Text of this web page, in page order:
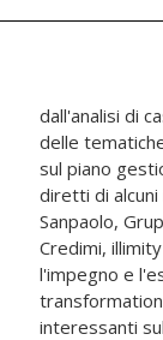
interessanti